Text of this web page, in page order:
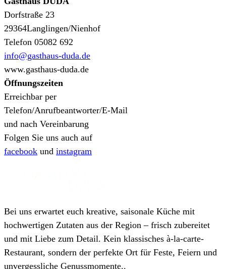
Dorfstraße 23
29364Langlingen/Nienhof
Telefon 05082 692
info@gasthaus-duda.de
www.gasthaus-duda.de
Öffnungszeiten
Erreichbar per
Telefon/Anrufbeantworter/E-Mail
und nach Vereinbarung
Folgen Sie uns auch auf
facebook und instagram
Bei uns erwartet euch kreative, saisonale Küche mit
hochwertigen Zutaten aus der Region – frisch zubereitet
und mit Liebe zum Detail. Kein klassisches à-la-carte-
Restaurant, sondern der perfekte Ort für Feste, Feiern und
unvergessliche Genussmomente..